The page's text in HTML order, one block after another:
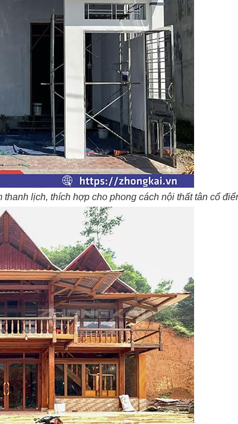
lịch, thích hợp cho phong cách nội thất tân cổ